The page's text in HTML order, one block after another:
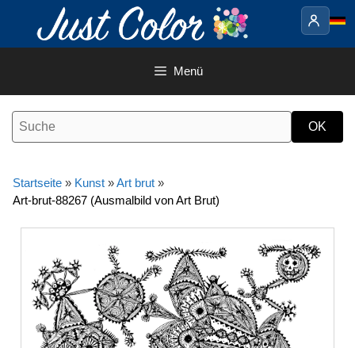
Inhalt
Menü
Startseite » Kunst »Art brut »
Art-brut-88267 (Ausmalbild von Art Brut)